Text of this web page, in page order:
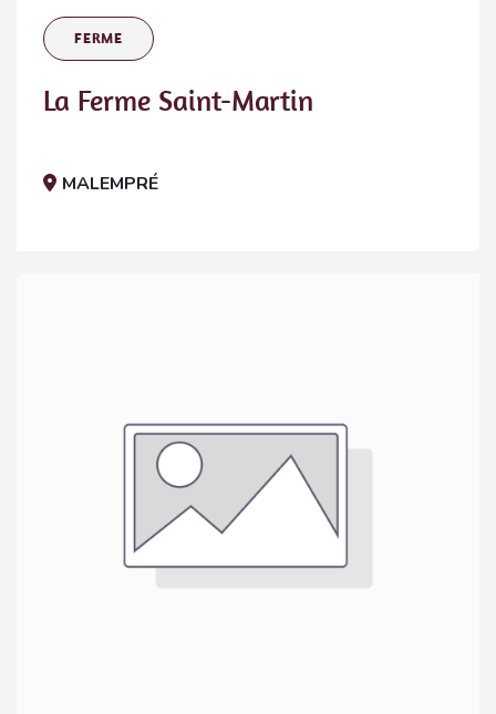
FERME
La Ferme Saint-Martin
MALEMPRÉ